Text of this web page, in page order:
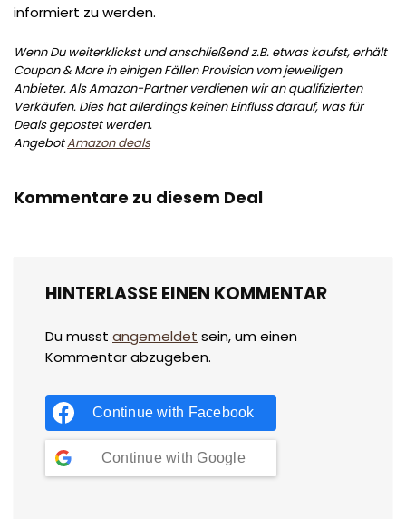
informiert zu werden.
Wenn Du weiterklickst und anschließend z.B. etwas kaufst, erhält
Coupon & More in einigen Fällen Provision vom jeweiligen
Anbieter. Als Amazon-Partner verdienen wir an qualifizierten
Verkäufen. Dies hat allerdings keinen Einfluss darauf, was für
Deals gepostet werden.
AngebotAmazon deals
Kommentare zu diesem Deal
HINTERLASSE EINEN KOMMENTAR
Du musst angemeldet sein, um einen
Kommentar abzugeben.
Continue with Facebook
Continue with Google